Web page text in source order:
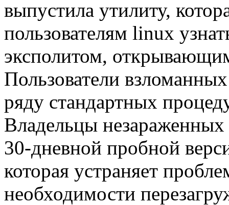
выпустила утилиту,
пользователям linux
эксполитом,
Пользователи
ряду стандартных
Владельцы незараженных
30-дневной пробной
которая устраняет
необходимости